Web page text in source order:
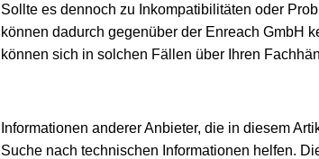
Sollte es dennoch zu Inkompatibilitäten oder
können dadurch gegenüber der Enreach GmbH
können sich in solchen Fällen über Ihren
Informationen anderer Anbieter, die in diesem
Suche nach technischen Informationen helfen.